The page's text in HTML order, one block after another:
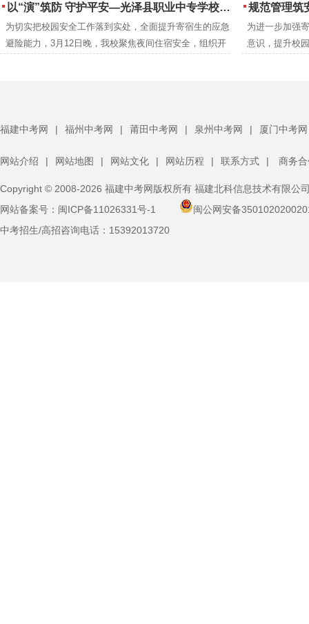
高的应急救护
后勤安保等关
训。
以“演”筑防 守护平安—光泽县职业中专学校扎实开展夜间消防逃生演练
为切实把校园安全工作落到实处，全面提升寄宿生的应急
避险能力，3月12日晚，我校聚焦夜间住宿安全，组织开
规范管理筑安全 凝
为进一步加强
意识，提升校
福建中考网 | 福州中考网 | 莆田中考网 | 泉州中考网 | 厦门中考网
网站介绍 | 网站地图 | 网站文化 | 网站历程 | 联系方式 | 商务
Copyright © 2008-2026 福建中考网版权所有 福建北科信息技术有限公
网站备案号： 闽ICP备11026331号-1
闽公网安备
中考招生/高招咨询电话： 15392013720